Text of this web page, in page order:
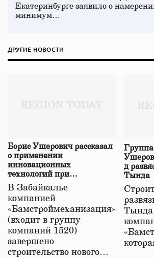
Екатеринбурге заявило о
минимум…
ДРУГИЕ НОВОСТИ
Борис Ушерович рассказал
о применении
инновационных
технологий при
строительстве нового моста
в Забайкалье
В Забайкалье
компанией
«Бамстроймеханизация»
(входит в группу
компаний 1520)
завершено
строительство нового…
д
Тында
Тында